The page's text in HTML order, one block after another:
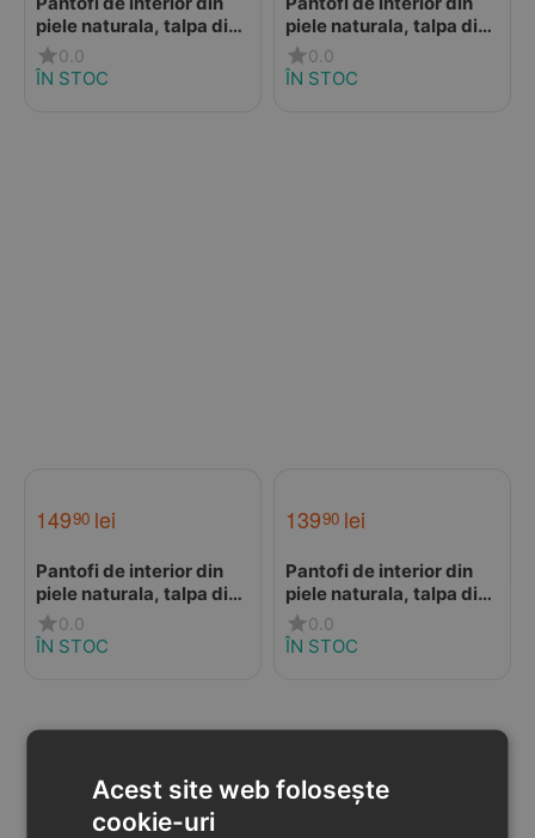
piele naturala, talpa din
piele antiderapanta,
Little Mouse, Liliputi
0.0
ÎN STOC
piele naturala, talpa din
piele antiderapanta,
Protector Lions, Liliputi
0.0
ÎN STOC
14990 lei
Pantofi de interior din
piele naturala, talpa din
piele antiderapanta,
Apollo, Liliputi
0.0
ÎN STOC
13990 lei
Pantofi de interior din
piele naturala, talpa din
piele intoarsa, Brown
giraffe, Liliputi
0.0
ÎN STOC
Acest site web folosește
cookie-uri